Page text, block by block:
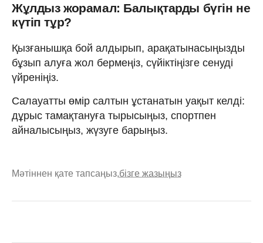
Жұлдыз жорамал: Балықтарды бүгін не
күтіп тұр?
Қызғанышқа бой алдырып, арақатынасыңызды
бұзып алуға жол бермеңіз, сүйіктіңізге сенуді
үйреніңіз.
Салауатты өмір салтын ұстанатын уақыт келді:
дұрыс тамақтануға тырысыңыз, спортпен
айналысыңыз, жүзуге барыңыз.
Мәтіннен қате тапсаңыз,бізге жазыңыз